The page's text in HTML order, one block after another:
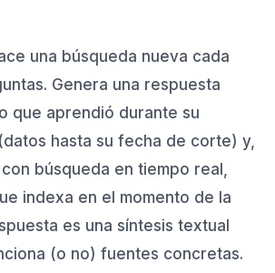
una búsqueda nueva cada
Genera una respuesta
que aprendió durante su
hasta su fecha de corte) y,
búsqueda en tiempo real,
indexa en el momento de la
es una síntesis textual
(o no) fuentes concretas.